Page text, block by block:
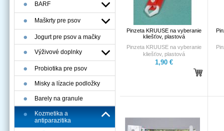
BARF
Maškrty pre psov
Jogurt pre psov a mačky
Výživové doplnky
Probiotika pre psov
Misky a lízacie podložky
Barely na granule
Kozmetika a
antiparazitika
Pinzeta KRUUSE na vyberanie
kliešťov, plastová
Pinzeta KRUUSEna vyberanie
kliešťov, plastová
1,90 €